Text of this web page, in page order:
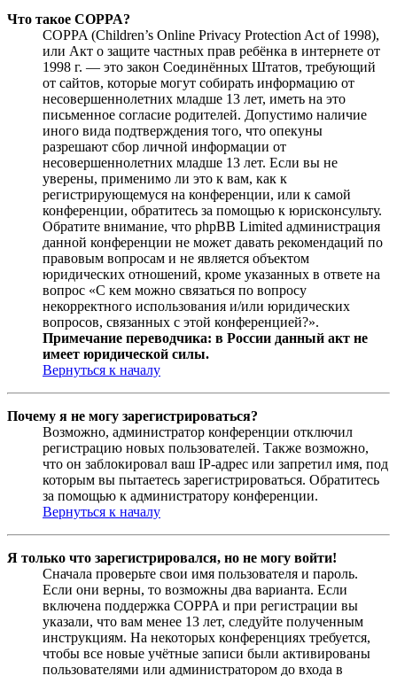
Что такое COPPA?
COPPA (Children’s Online Privacy Protection Act of 1998),
или Акт о защите частных прав ребёнка в интернете от
1998 г. — это закон Соединённых Штатов, требующий
от сайтов, которые могут собирать информацию от
несовершеннолетних младше 13 лет, иметь на это
письменное согласие родителей. Допустимо наличие
иного вида подтверждения того, что опекуны
разрешают сбор личной информации от
несовершеннолетних младше 13 лет. Если вы не
уверены, применимо ли это к вам, как к
регистрирующемуся на конференции, или к самой
конференции, обратитесь за помощью к юрисконсульту.
Обратите внимание, что phpBB Limited администрация
данной конференции не может давать рекомендаций по
правовым вопросам и не является объектом
юридических отношений, кроме указанных в ответе на
вопрос «С кем можно связаться по вопросу
некорректного использования и/или юридических
вопросов, связанных с этой конференцией?».
Примечание переводчика: в России данный акт не
имеет юридической силы.
Вернуться к началу
Почему я не могу зарегистрироваться?
Возможно, администратор конференции отключил
регистрацию новых пользователей. Также возможно,
что он заблокировал ваш IP-адрес или запретил имя, под
которым вы пытаетесь зарегистрироваться. Обратитесь
за помощью к администратору конференции.
Вернуться к началу
Я только что зарегистрировался, но не могу войти!
Сначала проверьте свои имя пользователя и пароль.
Если они верны, то возможны два варианта. Если
включена поддержка COPPA и при регистрации вы
указали, что вам менее 13 лет, следуйте полученным
инструкциям. На некоторых конференциях требуется,
чтобы все новые учётные записи были активированы
пользователями или администратором до входа в